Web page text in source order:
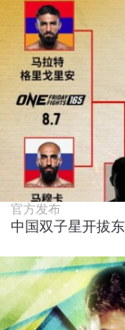
官方发布
中国双子星开拔